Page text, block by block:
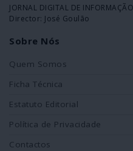
JORNAL DIGITAL DE
Director: José Goulão
Sobre Nós
Quem Somos
Ficha Técnica
Estatuto Editorial
Política de Privacidade
Contactos